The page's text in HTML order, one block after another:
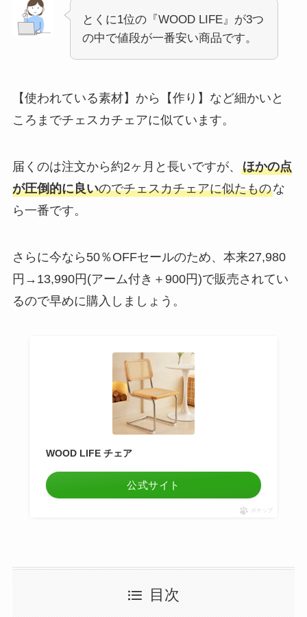
とくに1位の『WOOD LIFE』が3つ
の中で値段が一番安い商品です。
【使われている素材】から【作り】など細かいと
ころまでチェスカチェアに似ています。
届くのは注文から約2ヶ月と長いですが、 ほかの点
が圧倒的に良いのでチェスカチェアに似たものな
ら一番です。
さらに今なら50％OFFセールのため、本来27,980
円→13,990円(アーム付き＋900円)で販売されてい
るので早めに購入しましょう。
WOOD LIFE チェア
公式サイト
ポチップ
目次